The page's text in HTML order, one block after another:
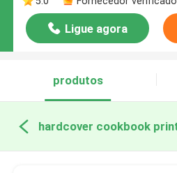
Ligue agora
produtos